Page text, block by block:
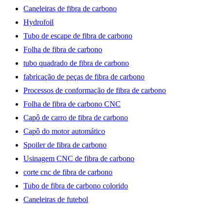
Caneleiras de fibra de carbono
Hydrofoil
Tubo de escape de fibra de carbono
Folha de fibra de carbono
tubo quadrado de fibra de carbono
fabricação de peças de fibra de carbono
Processos de conformação de fibra de carbono
Folha de fibra de carbono CNC
Capô de carro de fibra de carbono
Capô do motor automático
Spoiler de fibra de carbono
Usinagem CNC de fibra de carbono
corte cnc de fibra de carbono
Tubo de fibra de carbono colorido
Caneleiras de futebol